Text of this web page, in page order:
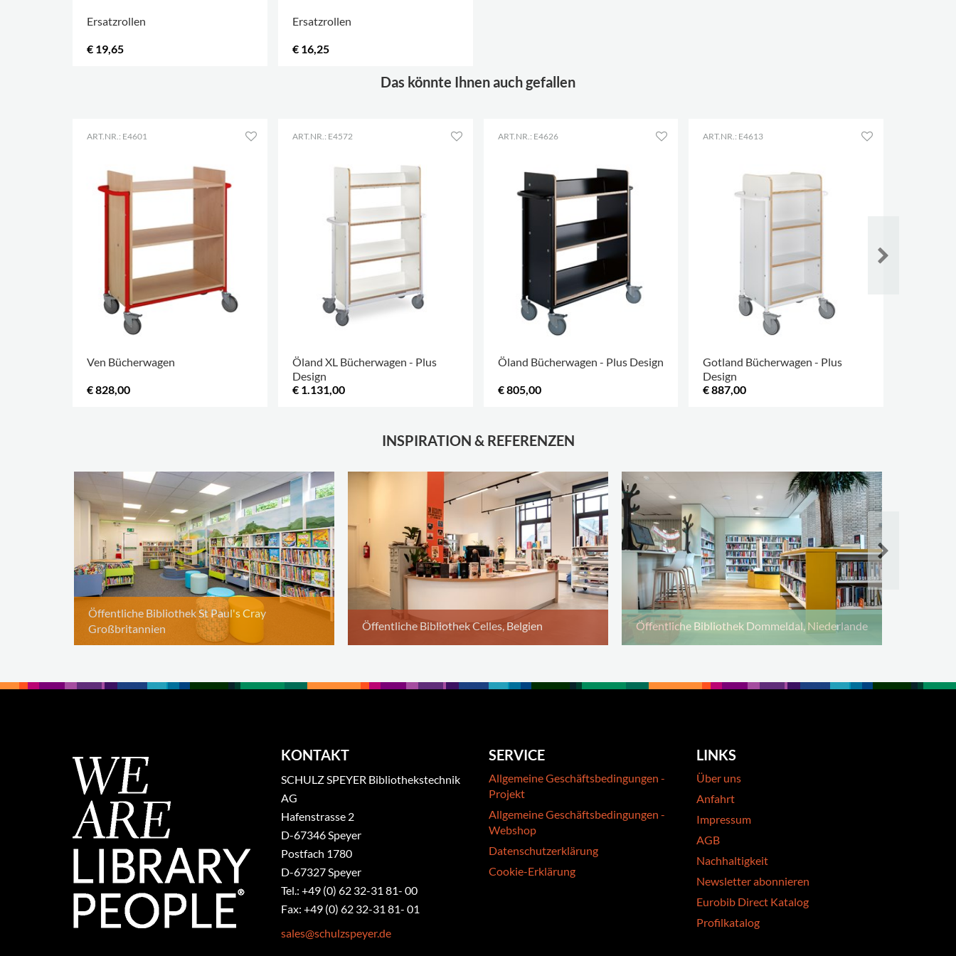
Ersatzrollen
€ 19,65
Ersatzrollen
€ 16,25
Das könnte Ihnen auch gefallen
ART.NR.: E4601
Ven Bücherwagen
€ 828,00
ART.NR.: E4572
Öland XL Bücherwagen - Plus
Design
€ 1.131,00
ART.NR.: E4626
Öland Bücherwagen - Plus Design
€ 805,00
ART.NR.: E4613
Gotland Bücherwagen - Plus
Design
€ 887,00
INSPIRATION & REFERENZEN
Öffentliche Bibliothek St Paul's Cray
Großbritannien
Öffentliche Bibliothek Celles, Belgien Öffentliche Bibliothek Dommeldal, Niederlande
KONTAKT
SCHULZ SPEYER Bibliothekstechnik
AG
Hafenstrasse 2
​D-67346 Speyer
Postfach 1780
D-67327 Speyer
Tel.: +49 (0) 62 32-31 81- 00
Fax: +49 (0) 62 32-31 81- 01
sales@schulzspeyer.de
SERVICE
Allgemeine Geschäftsbedingungen -
Projekt
Allgemeine Geschäftsbedingungen -
Webshop
Datenschutzerklärung
Cookie-Erklärung
LINKS
Über uns
Anfahrt
Impressum
AGB
Nachhaltigkeit
Newsletter abonnieren
Eurobib Direct Katalog
Profilkatalog